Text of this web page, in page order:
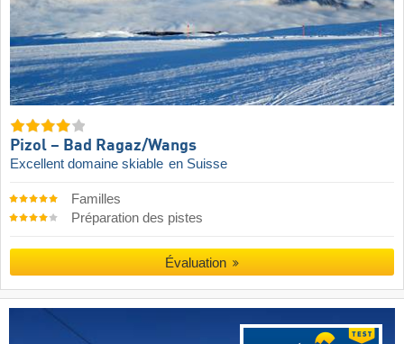
Pizol – Bad Ragaz/​Wangs
Excellent domaine skiable en Suisse
Familles
Préparation des pistes
Évaluation